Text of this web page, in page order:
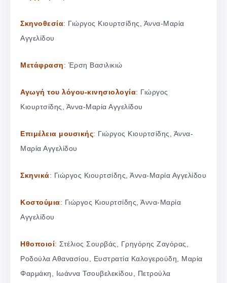
Σκηνοθεσία: Γιώργος Κιουρτσίδης, Άννα-Μαρία
Αγγελίδου
Μετάφραση: Έρση Βασιλικιώ
Αγωγή του λόγου-κινησιολογία: Γιώργος
Κιουρτσίδης, Άννα-Μαρία Αγγελίδου
Επιμέλεια μουσικής: Γιώργος Κιουρτσίδης, Άννα-
Μαρία Αγγελίδου
Σκηνικά: Γιώργος Κιουρτσίδης, Άννα-Μαρία Αγγελίδου
Κοστούμια: Γιώργος Κιουρτσίδης, Άννα-Μαρία
Αγγελίδου
Ηθοποιοί: Στέλιος Σουρβάς, Γρηγόρης Ζαγόρας,
Ροδούλα Αθανασίου, Ευστρατία Καλογερούδη, Μαρία
Φαρμάκη, Ιωάννα Τσουβελεκίδου, Πετρούλα